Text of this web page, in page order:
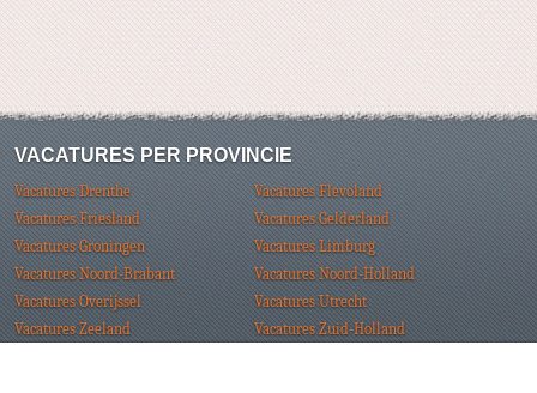
VACATURES PER PROVINCIE
Vacatures Drenthe
Vacatures Flevoland
Vacatures Friesland
Vacatures Gelderland
Vacatures Groningen
Vacatures Limburg
Vacatures Noord-Brabant
Vacatures Noord-Holland
Vacatures Overijssel
Vacatures Utrecht
Vacatures Zeeland
Vacatures Zuid-Holland